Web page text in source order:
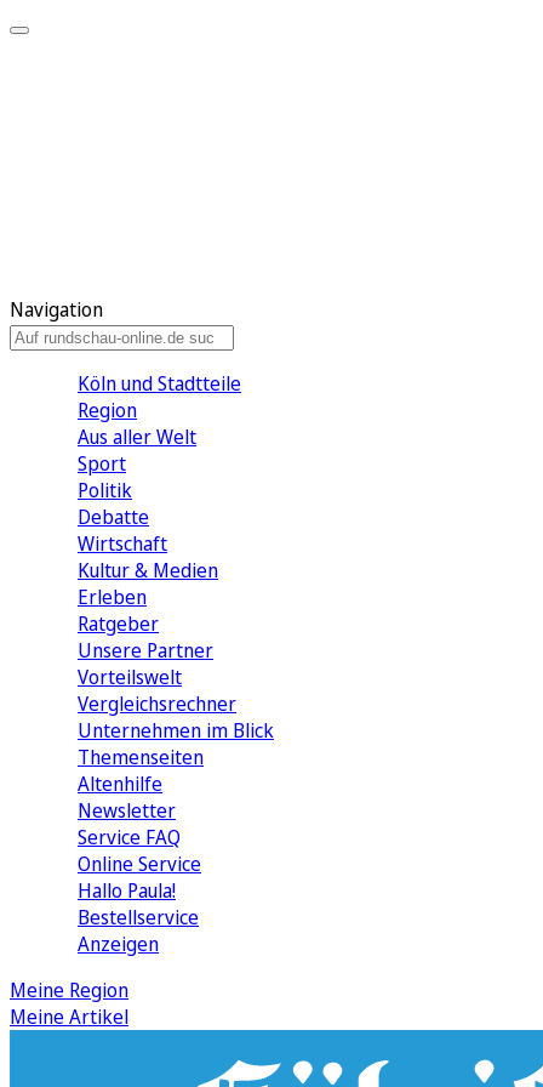
Navigation
Köln und Stadtteile
Region
Aus aller Welt
Sport
Politik
Debatte
Wirtschaft
Kultur & Medien
Erleben
Ratgeber
Unsere Partner
Vorteilswelt
Vergleichsrechner
Unternehmen im Blick
Themenseiten
Altenhilfe
Newsletter
Service FAQ
Online Service
Hallo Paula!
Bestellservice
Anzeigen
Meine Region
Meine Artikel